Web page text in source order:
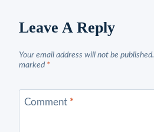
Leave A Reply
Your email address will not be published.
marked *
Comment *